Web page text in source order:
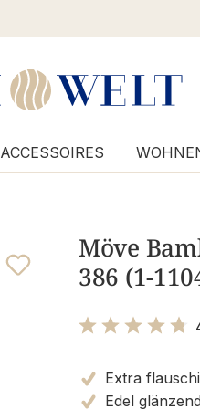
ACCESSOIRES
Möve
386 (1-
Extra
Edel